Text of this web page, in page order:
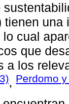
tienen
cual
que
a los
, Perdomo